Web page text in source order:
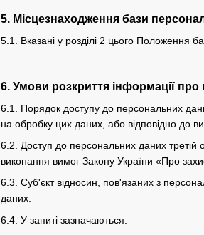
5. Місцезнаходження бази
5.1. Вказані у розділі 2 цього Положення
6. Умови розкриття інформації про
6.1. Порядок доступу до персональних
на обробку цих даних, або відповідно до
6.2. Доступ до персональних даних третій
виконання вимог Закону України «Про
6.3. Суб'єкт відносин, пов'язаних з
даних.
6.4. У запиті зазначаються: